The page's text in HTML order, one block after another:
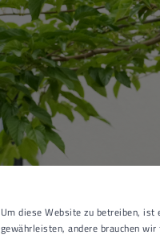
Um diese Website zu betreiben,
gewährleisten, andere brauchen